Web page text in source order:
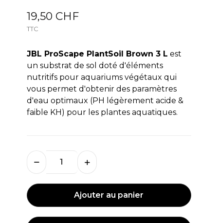
19,50 CHF
TTC
JBL ProScape PlantSoil Brown 3 L est
un substrat de sol doté d'éléments
nutritifs pour aquariums végétaux qui
vous permet d'obtenir des paramètres
d'eau optimaux (PH légèrement acide &
faible KH) pour les plantes aquatiques.
Ajouter au panier